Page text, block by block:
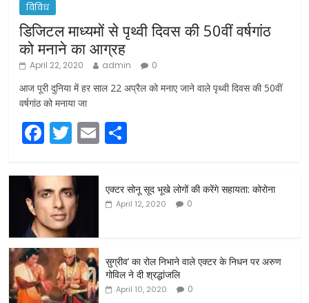
विविध
डिजिटल माध्यमों से पृथ्वी दिवस की 50वीं वर्षगांठ
को मनाने का आग्रह
April 22, 2020 admin 0
आज पूरी दुनिया में हर साल 22 अप्रैल को मनाए जाने वाले पृथ्वी दिवस की 50वीं
वर्षगांठ को मनाया जा
F
a
c
e
b
o
o
k
T
w
itt
er
E
m
ar
e
एक्टर सोनू सूद भूखे लोगों की करेंगे सहायता: कोरोना
April 12, 2020 0
सुग्रीव’ का रोल निभाने वाले एक्टर के निधन पर अरुण
गोविल ने दी श्रद्धांजलि
April 10, 2020 0